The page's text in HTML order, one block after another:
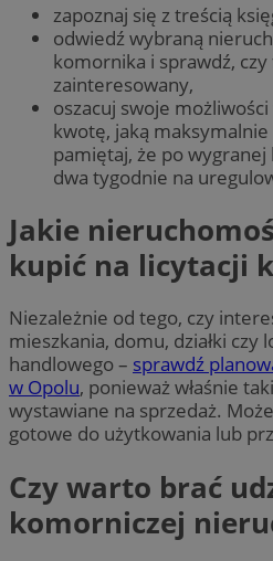
zapoznaj się z treścią
odwiedź wybraną
komornika i sprawdź,
zainteresowany,
oszacuj swoje
kwotę, jaką
pamiętaj, że po
dwa tygodnie na
Jakie
kupić na licytacji
Niezależnie od tego, czy
mieszkania, domu, działki czy
handlowego – sprawdź
w Opolu, ponieważ właśnie
wystawiane na sprzedaż.
gotowe do użytkowania lub
Czy warto brać
komorniczej